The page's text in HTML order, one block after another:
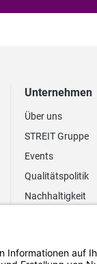
Unternehmen
Über uns
STREIT Gruppe
Events
Qualitätspolitik
Nachhaltigkeit